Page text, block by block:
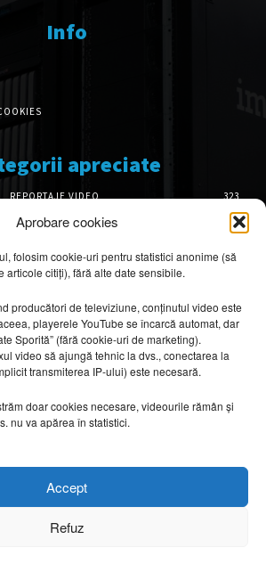
Aprobare cookies
folosim cookie-uri pentru statistici anonime (să
articole citiți), fără alte date sensibile.
producători de televiziune, conținutul video este
playerele YouTube se încarcă automat, dar
Sporită” (fără cookie-uri de marketing).
video să ajungă tehnic la dvs., conectarea la
transmiterea IP-ului) este necesară.
doar cookies necesare, videourile rămân și
nu va apărea în statistici.
Accept
Refuz
Info
apreciate
REPORTAJE VIDEO
323
AMENAJĂRI INTERIOARE
126
DESIGN INTERIOR
64
ARHITECTURĂ & DESIGN
OPINII & ANALIZE
43
recomandate
cabane moderne
construcția care